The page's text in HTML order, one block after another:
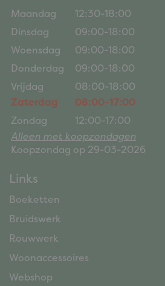
Maandag
12:30-18:00
Dinsdag
09:00-18:00
Woensdag
09:00-18:00
Donderdag
09:00-18:00
Vrijdag
08:00-18:00
Zaterdag
08:00-17:00
Zondag
12:00-17:00
Alleen met koopzondagen
Koopzondag op 29-03-2026
Links
Boeketten
Bruidswerk
Rouwwerk
Woonaccessoires
Webshop